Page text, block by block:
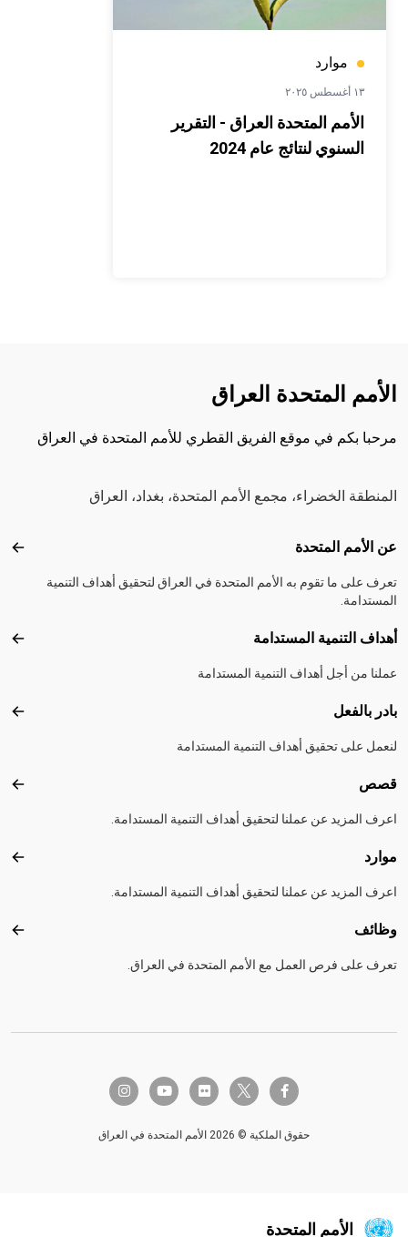
موارد
١٣ أغسطس ٢٠٢٥
الأمم المتحدة العراق - التقرير
السنوي لنتائج عام 2024
الأمم المتحدة العراق
مرحبا بكم في موقع الفريق القطري للأمم المتحدة في العراق
المنطقة الخضراء، مجمع الأمم المتحدة، بغداد، العراق
Footer menu
عن الأمم المتحدة عن
تعرف على ما تقوم به الأمم المتحدة في العراق لتحقيق أهداف التنمية
المستدامة.
أهداف التنمية المستدامة
عملنا من أجل أهداف التنمية المستدامة
بادر بالفعل
لنعمل على تحقيق أهداف التنمية المستدامة
قصص
اعرف المزيد عن عملنا لتحقيق أهداف التنمية المستدامة.
موارد
اعرف المزيد عن عملنا لتحقيق أهداف التنمية المستدامة.
وظائف
تعرف على فرص العمل مع الأمم المتحدة في العراق.
facebook-f
twitter-x
flickr
youtube
instagram
حقوق الملكية © 2026 الأمم المتحدة في العراق
الأمم المتحدة